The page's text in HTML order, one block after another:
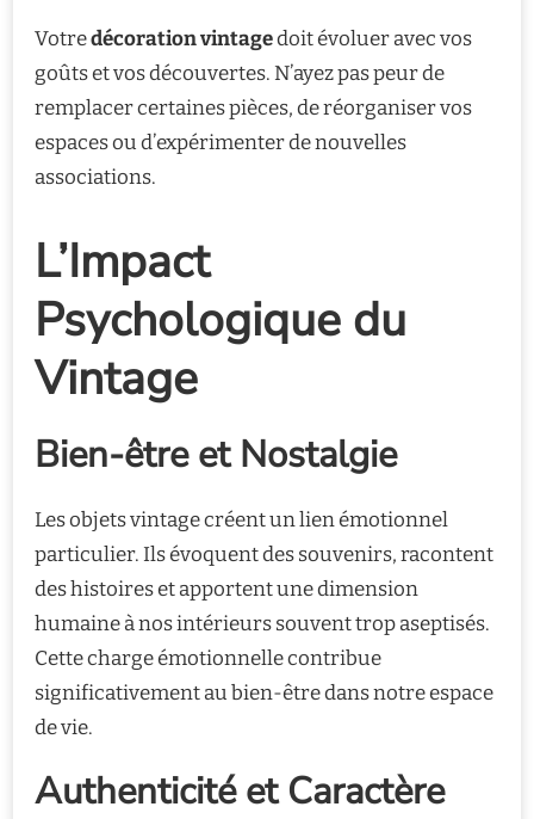
Votredécoration vintagedoit évoluer avec vos
goûts et vos découvertes. N’ayez pas peur de
remplacer certaines pièces, de réorganiser vos
espaces ou d’expérimenter de nouvelles
associations.
L’Impact
Psychologique du
Vintage
Bien-être et Nostalgie
Les objets vintage créent un lien émotionnel
particulier. Ils évoquent des souvenirs, racontent
des histoires et apportent une dimension
humaine à nos intérieurs souvent trop aseptisés.
Cette charge émotionnelle contribue
significativement au bien-être dans notre espace
de vie.
Authenticité et Caractère